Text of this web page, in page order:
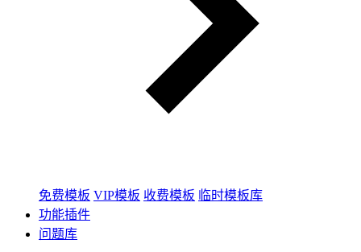
免费模板 VIP模板 收费模板 临时模板库
功能插件
问题库